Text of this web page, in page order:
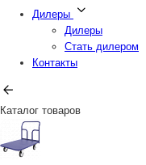
Дилеры
Дилеры
Стать дилером
Контакты
Каталог товаров